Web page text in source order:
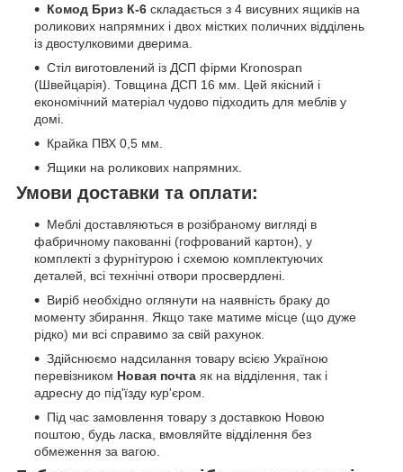
Комод Бриз К-6 складається з 4 висувних ящиків на
роликових напрямних і двох містких поличних відділень
із двостулковими дверима.
Стіл виготовлений із ДСП фірми Kronospan
(Швейцарія). Товщина ДСП 16 мм. Цей якісний і
економічний матеріал чудово підходить для меблів у
домі.
Крайка ПВХ 0,5 мм.
Ящики на роликових напрямних.
Умови доставки та оплати:
Меблі доставляються в розібраному вигляді в
фабричному пакованні (гофрований картон), у
комплекті з фурнітурою і схемою комплектуючих
деталей, всі технічні отвори просвердлені.
Виріб необхідно оглянути на наявність браку до
моменту збирання. Якщо таке матиме місце (що дуже
рідко) ми всі справимо за свій рахунок.
Здійснюємо надсилання товару всією Україною
перевізником Новая почта як на відділення, так і
адресну до під'їзду кур'єром.
Під час замовлення товару з доставкою Новою
поштою, будь ласка, вмовляйте відділення без
обмеження за вагою.